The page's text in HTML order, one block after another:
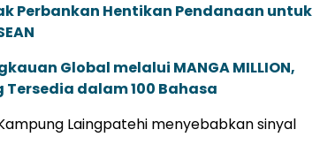
Perbankan Hentikan Pendanaan untuk
Global melalui MANGA MILLION,
dalam 100 Bahasa
Laingpatehi menyebabkan sinyal